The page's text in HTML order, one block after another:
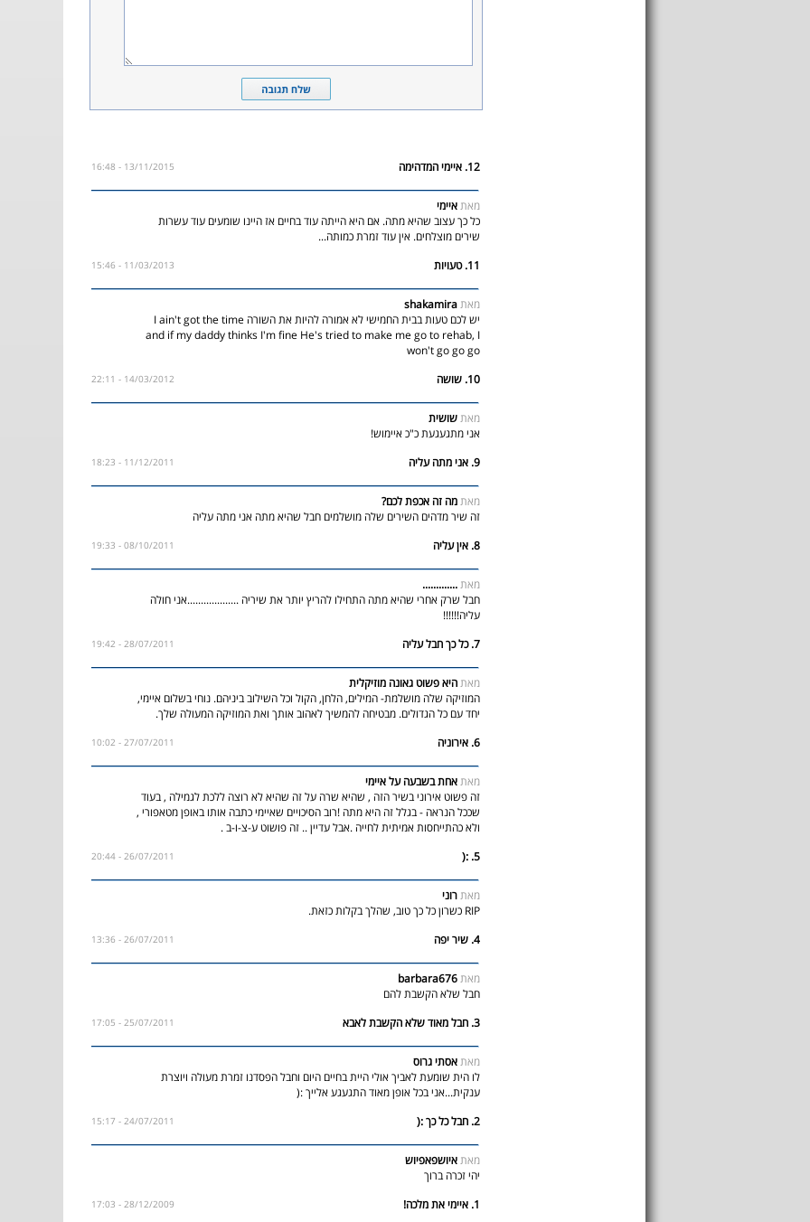
12. איימי המדהימה 13/11/2015 - 16:48
מאתאיימי
כל כך עצוב שהיא מתה. אם היא הייתה עוד בחיים אז היינו שומעים עוד עשרות
שירים מוצלחים. אין עוד זמרת כמותה...
11. טעויות
11/03/2013 - 15:46
מאתshakamira
יש לכם טעות בבית החמישי לא אמורה להיות את השורה I ain't got the time
and if my daddy thinks I'm fine He's tried to make me go to rehab, I
won't go go go
10. שושה
14/03/2012 - 22:11
מאתשושית
אני מתגעגעת כ"כ איימוש!
9. אני מתה עליה
11/12/2011 - 18:23
מאתמה זה אכפת לכם?
זה שיר מדהים השירים שלה מושלמים חבל שהיא מתה אני מתה עליה
8. אין עליה
08/10/2011 - 19:33
מאת.............
חבל שרק אחרי שהיא מתה התחילו להריץ יותר את שיריה ...................אני חולה
עליה!!!!!!
7. כל כך חבל עליה
28/07/2011 - 19:42
מאתהיא פשוט גאונה מוזיקלית
המוזיקה שלה מושלמת- המילים, הלחן, הקול וכל השילוב ביניהם. נוחי בשלום איימי,
יחד עם כל הגדולים. מבטיחה להמשיך לאהוב אותך ואת המוזיקה המעולה שלך.
6. אירוניה
27/07/2011 - 10:02
מאתאחת בשבעה על איימי
זה פשוט אירוני בשיר הזה , שהיא שרה על זה שהיא לא רוצה ללכת לגמילה , בעוד
שככל הנראה - בגלל זה היא מתה !רוב הסיכויים שאיימי כתבה אותו באופן מטאפורי ,
ולא כהתייחסות אמיתית לחייה .אבל עדיין .. זה פושוט ע-צ-ו-ב .
5. :(
26/07/2011 - 20:44
מאתרוני
RIP כשרון כל כך טוב, שהלך בקלות כזאת.
4. שיר יפה
26/07/2011 - 13:36
מאתbarbara676
חבל שלא הקשבת להם
3. חבל מאוד שלא הקשבת לאבא
25/07/2011 - 17:05
מאתאסתי גרוס
לו הית שומעת לאביך אולי היית בחיים היום וחבל הפסדנו זמרת מעולה ויוצרת
ענקית...אני בכל אופן מאוד התגעגע אלייך :(
2. חבל כל כך :(
24/07/2011 - 15:17
מאתאיושפאפיוש
יהי זכרה ברוך
1. איימי את מלכה!
28/12/2009 - 17:03